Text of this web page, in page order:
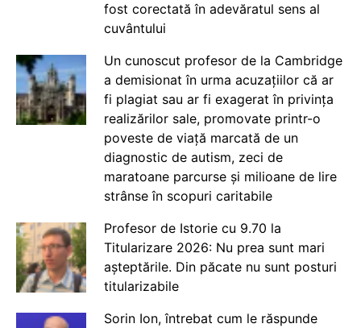
fost corectată în adevăratul sens al
cuvântului
Un cunoscut profesor de la Cambridge
a demisionat în urma acuzațiilor că ar
fi plagiat sau ar fi exagerat în privința
realizărilor sale, promovate printr-o
poveste de viață marcată de un
diagnostic de autism, zeci de
maratoane parcurse și milioane de lire
strânse în scopuri caritabile
Profesor de Istorie cu 9.70 la
Titularizare 2026: Nu prea sunt mari
așteptările. Din păcate nu sunt posturi
titularizabile
Sorin Ion, întrebat cum le răspunde